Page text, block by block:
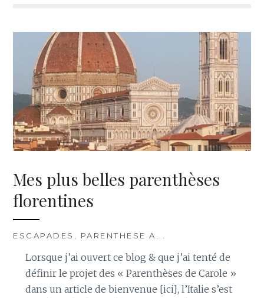
Mes plus belles parenthèses
florentines
ESCAPADES PARENTHESE A...
Lorsque j’ai ouvert ce blog & que j’ai tenté de
définir le projet des « Parenthèses de Carole »
dans un article de bienvenue [ici], l’Italie s’est